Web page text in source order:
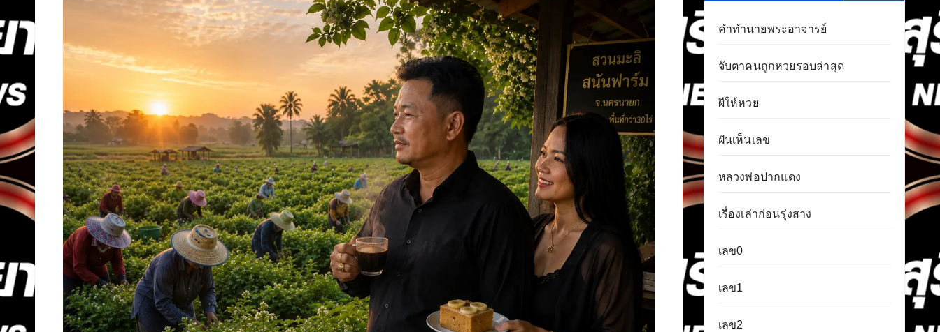
คำทำนายพระอาจารย์
จับตาคนถูกหวยรอบล่าสุด
ผีให้หวย
ฝันเห็นเลข
หลวงพ่อปากแดง
เรื่องเล่าก่อนรุ่งสาง
เลข0
เลข1
เลข2